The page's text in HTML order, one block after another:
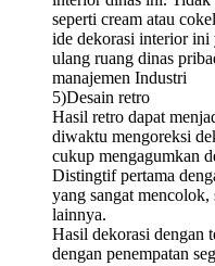
seperti cream atau
ide dekorasi interior ini
ulang ruang dinas
manajemen Industri
5)Desain retro
Hasil retro dapat
diwaktu mengoreksi
cukup mengagumkan
Distingtif pertama
yang sangat mencolok,
lainnya.
Hasil dekorasi dengan
dengan penempatan